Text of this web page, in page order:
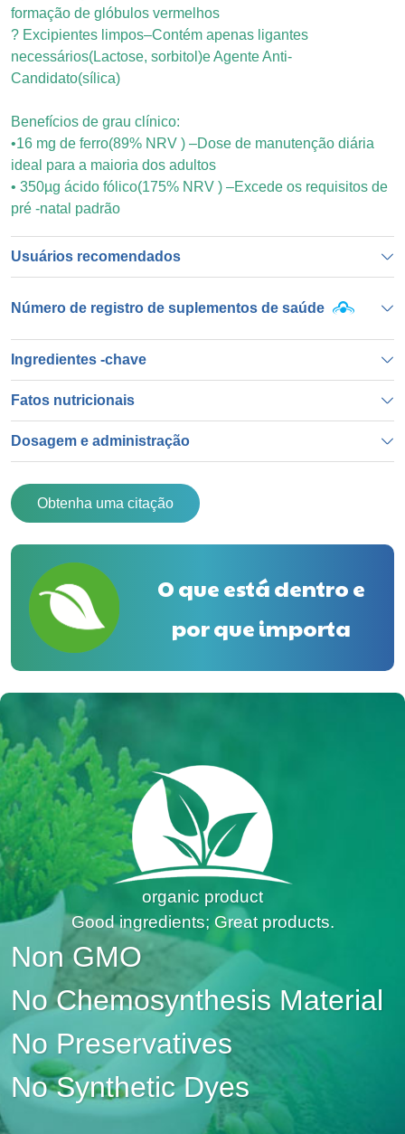
formação de glóbulos vermelhos
? Excipientes limpos–Contém apenas ligantes
necessários(Lactose, sorbitol)e Agente Anti-
Candidato(sílica)
Benefícios de grau clínico:
•16 mg de ferro(89% NRV ) –Dose de manutenção diária
ideal para a maioria dos adultos
• 350µg ácido fólico(175% NRV ) –Excede os requisitos de
pré -natal padrão
Usuários recomendados
Número de registro de suplementos de saúde
Ingredientes -chave
Fatos nutricionais
Dosagem e administração
Obtenha uma citação
O que está dentro e
por que importa
organic product
Good ingredients; Great products.
Non GMO
No Chemosynthesis Material
No Preservatives
No Synthetic Dyes